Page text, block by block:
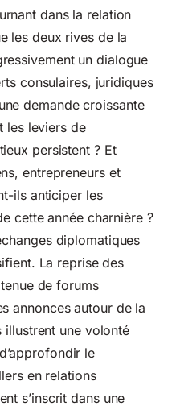
dans la relation
les deux rives de la
un dialogue
consulaires, juridiques
demande croissante
les leviers de
persistent ? Et
entrepreneurs et
ils anticiper les
cette année charnière ?
diplomatiques
La reprise des
de forums
annonces autour de la
une volonté
le
en relations
s’inscrit dans une